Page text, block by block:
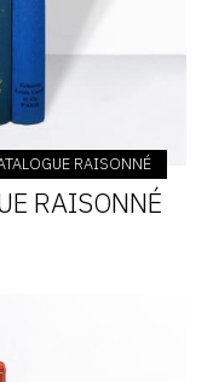
RAISONNÉ
RAISONNÉ